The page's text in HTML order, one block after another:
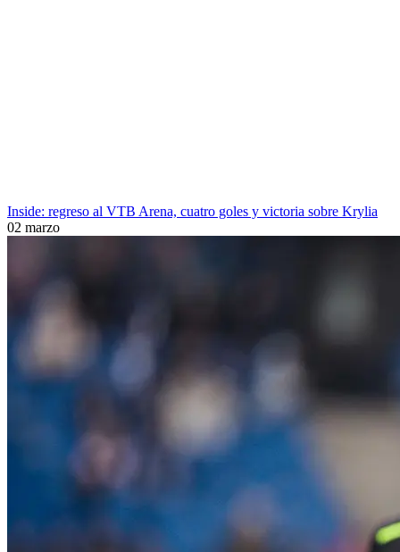
Inside: regreso al VTB Arena, cuatro goles y victoria sobre Krylia
02 marzo